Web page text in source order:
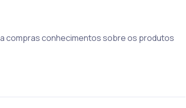
compras conhecimentos sobre os produtos